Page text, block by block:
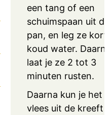
een tang of een
schuimspaan uit de
pan, en leg ze kort
koud water. Daarna
laat je ze 2 tot 3
minuten rusten.
Daarna kun je het
vlees uit de kreeft